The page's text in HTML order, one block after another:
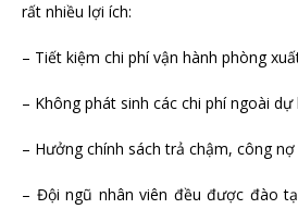
rất nhiều lợi ích:
– Tiết kiệm chi phí vận hành phòng
– Không phát sinh các chi phí ngoài
– Hưởng chính sách trả chậm, công
– Đội ngũ nhân viên đều được đào